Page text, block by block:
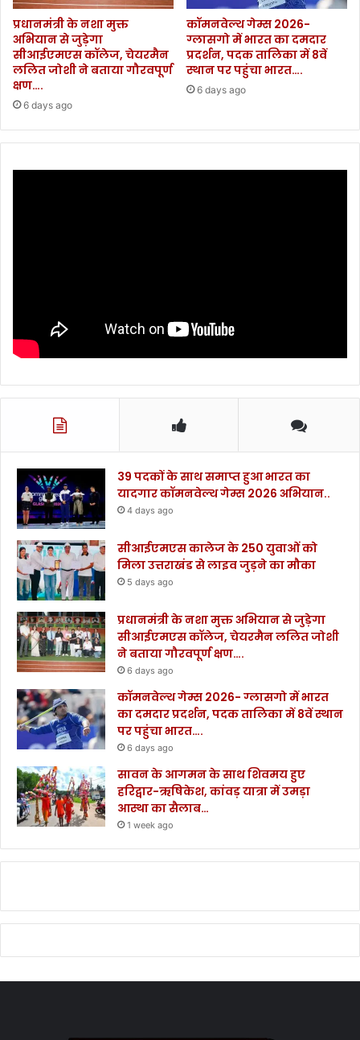
उ
डा
नों
को
3
1
दि
ब
ला
फ
मु
क
द
मा
द
र्ज
.
प्रधानमंत्री के नशा मुक्त
अभियान से जुड़ेगा
सीआईएमएस कॉलेज, चेयरमैन
ललित जोशी ने बताया गौरवपूर्ण
क्षण….
6 days ago
कॉमनवेल्थ गेम्स 2026-
ग्लासगो में भारत का दमदार
प्रदर्शन, पदक तालिका में 8वें
स्थान पर पहुंचा भारत….
6 days ago
39 पदकों के साथ समाप्त हुआ भारत का
यादगार कॉमनवेल्थ गेम्स 2026 अभियान..
4 days ago
सीआईएमएस कालेज के 250 युवाओं को
मिला उत्तराखंड से लाइव जुड़ने का मौका
5 days ago
प्रधानमंत्री के नशा मुक्त अभियान से जुड़ेगा
सीआईएमएस कॉलेज, चेयरमैन ललित जोशी
ने बताया गौरवपूर्ण क्षण….
6 days ago
कॉमनवेल्थ गेम्स 2026- ग्लासगो में भारत
का दमदार प्रदर्शन, पदक तालिका में 8वें स्थान
पर पहुंचा भारत….
6 days ago
सावन के आगमन के साथ शिवमय हुए
हरिद्वार-ऋषिकेश, कांवड़ यात्रा में उमड़ा
आस्था का सैलाब…
1 week ago